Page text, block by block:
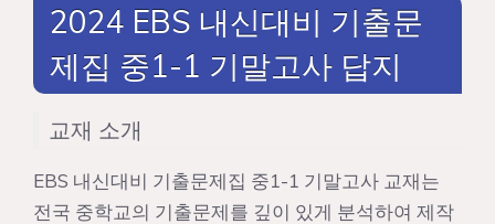
2024 EBS 내신대비 기출문
제집 중1-1 기말고사 답지
교재 소개
EBS 내신대비 기출문제집 중1-1 기말고사 교재는
전국 중학교의 기출문제를 깊이 있게 분석하여 제작